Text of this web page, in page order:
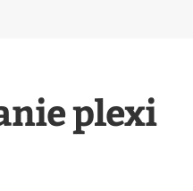
plexi